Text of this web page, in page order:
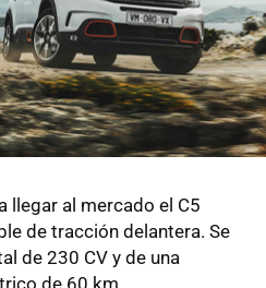
llegar al mercado el C5
de tracción delantera. Se
de 230 CV y de una